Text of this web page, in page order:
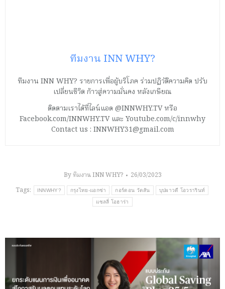
ทีมงาน INN WHY?
ทีมงาน INN WHY? รายการเพื่อผู้บริโภค ร่วมปฏิวัติความคิด ปรับ
เปลี่ยนชีวิต ก้าวสู่ความมั่นคง หลังเกษียณ
ติดตามเราได้ที่ไลน์แอด @INNWHY.TV หรือ
Facebook.com/INNWHY.TV และ Youtube.com/c/innwhy
Contact us : INNWHY31@gmail.com
Byทีมงาน INN WHY?
26/03/2023
Tags:
INNWHY? กรุงไทย-แอกซ่า กอร์ดอน วัตสัน บุปผาวดี โอวรารินท์
แซลลี่ โอฮาร่า